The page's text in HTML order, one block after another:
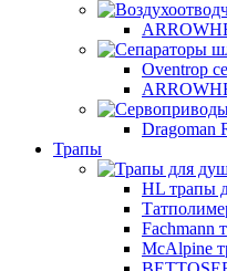
Oventrop
Dragoman
Трапы
HL трапы
Fachmann
McAlpine